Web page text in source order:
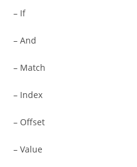
– If
– And
– Match
– Index
– Offset
– Value